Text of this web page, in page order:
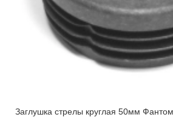
Заглушка стрелы круглая 50мм Фантом